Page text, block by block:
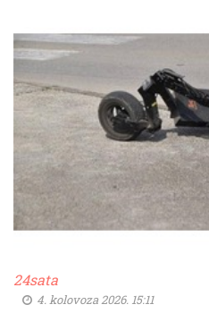
24sata
4. kolovoza 2026. 15:11